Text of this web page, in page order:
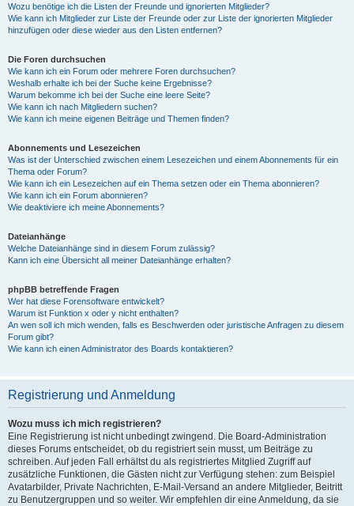
Wozu benötige ich die Listen der Freunde und ignorierten Mitglieder?
Wie kann ich Mitglieder zur Liste der Freunde oder zur Liste der ignorierten Mitglieder
hinzufügen oder diese wieder aus den Listen entfernen?
Die Foren durchsuchen
Wie kann ich ein Forum oder mehrere Foren durchsuchen?
Weshalb erhalte ich bei der Suche keine Ergebnisse?
Warum bekomme ich bei der Suche eine leere Seite?
Wie kann ich nach Mitgliedern suchen?
Wie kann ich meine eigenen Beiträge und Themen finden?
Abonnements und Lesezeichen
Was ist der Unterschied zwischen einem Lesezeichen und einem Abonnements für ein
Thema oder Forum?
Wie kann ich ein Lesezeichen auf ein Thema setzen oder ein Thema abonnieren?
Wie kann ich ein Forum abonnieren?
Wie deaktiviere ich meine Abonnements?
Dateianhänge
Welche Dateianhänge sind in diesem Forum zulässig?
Kann ich eine Übersicht all meiner Dateianhänge erhalten?
phpBB betreffende Fragen
Wer hat diese Forensoftware entwickelt?
Warum ist Funktion x oder y nicht enthalten?
An wen soll ich mich wenden, falls es Beschwerden oder juristische Anfragen zu diesem
Forum gibt?
Wie kann ich einen Administrator des Boards kontaktieren?
Registrierung und Anmeldung
Wozu muss ich mich registrieren?
Eine Registrierung ist nicht unbedingt zwingend. Die Board-Administration
dieses Forums entscheidet, ob du registriert sein musst, um Beiträge zu
schreiben. Auf jeden Fall erhältst du als registriertes Mitglied Zugriff auf
zusätzliche Funktionen, die Gästen nicht zur Verfügung stehen: zum Beispiel
Avatarbilder, Private Nachrichten, E-Mail-Versand an andere Mitglieder, Beitritt
zu Benutzergruppen und so weiter. Wir empfehlen dir eine Anmeldung, da sie